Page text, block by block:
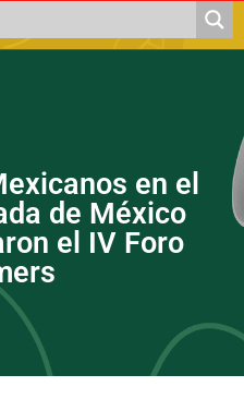
en el
de México
el IV Foro